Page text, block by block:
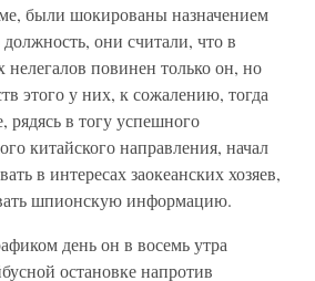
были шокированы назначением
они считали, что в
нелегалов повинен только он, но
этого у них, к сожалению, тогда
в тогу успешного
китайского направления, начал
в интересах заокеанских хозяев,
шпионскую информацию.
день он в восемь утра
остановке напротив